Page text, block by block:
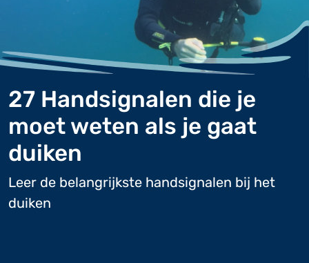
27 Handsignalen die je
moet weten als je gaat
duiken
Leer de belangrijkste handsignalen bij het
duiken